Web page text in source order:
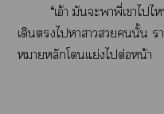
“เอ้า มันะาพี่เาไ
เดินไาาวนั้น 
หมายหลักโแย่งไต่อหน้า